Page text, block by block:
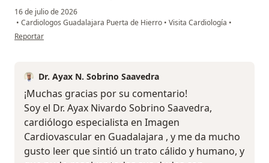
16 de julio de 2026
• Cardiologos Guadalajara Puerta de Hierro • Visita Cardiología •
en opinión del usuario Ernesto Contreras
Reportar
Dr. Ayax N. Sobrino Saavedra
¡Muchas gracias por su comentario!
Soy el Dr. Ayax Nivardo Sobrino Saavedra,
cardiólogo especialista en Imagen
Cardiovascular en Guadalajara , y me da mucho
gusto leer que sintió un trato cálido y humano, y